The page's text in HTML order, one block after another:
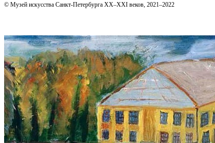
© Музей искусства Санкт-Петербурга XX–XXI веков, 2021–2022